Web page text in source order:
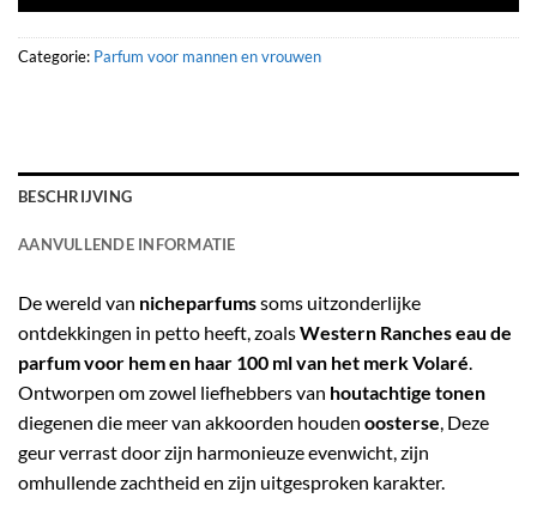
Categorie: Parfum voor mannen en vrouwen
BESCHRIJVING
AANVULLENDE INFORMATIE
De wereld van nicheparfumssoms uitzonderlijke
ontdekkingen in petto heeft, zoalsWestern Ranches eau de
parfum voor hem en haar 100 ml van het merk Volaré.
Ontworpen om zowel liefhebbers van houtachtige tonen
diegenen die meer van akkoorden houden oosterse, Deze
geur verrast door zijn harmonieuze evenwicht, zijn
omhullende zachtheid en zijn uitgesproken karakter.